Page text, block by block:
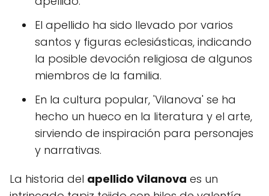
El apellido ha sido llevado por varios
santos y figuras eclesiásticas, indicando
la posible devoción religiosa de algunos
miembros de la familia.
En la cultura popular, 'Vilanova' se ha
hecho un hueco en la literatura y el arte,
sirviendo de inspiración para personajes
y narrativas.
La historia del apellido Vilanova es un